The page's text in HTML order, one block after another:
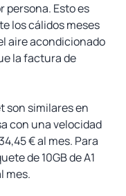
persona. Esto es
los cálidos meses
aire acondicionado
la factura de
son similares en
con una velocidad
€ al mes. Para
de 10GB de A1
mes.